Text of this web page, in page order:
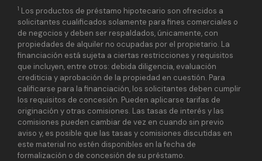
1 Los productos de préstamo hipotecario son ofrecidos a
solicitantes cualificados solamente para fines comerciales o
de negocios y deben ser respaldados, únicamente, con
propiedades de alquiler no ocupadas por el propietario. La
financiación está sujeta a ciertas restricciones y requisitos
que incluyen, entre otros: debida diligencia, evaluación
crediticia y aprobación de la propiedad en cuestión. Para
calificarse para la financiación, los solicitantes deben cumplir
los requisitos de concesión. Pueden aplicarse tarifas de
originación y otras comisiones. Las tasas de interés y las
comisiones pueden cambiar de vez en cuando sin previo
aviso y, es posible que las tasas y comisiones discutidas en
este material no estén disponibles en la fecha de
formalización o de concesión de su préstamo.